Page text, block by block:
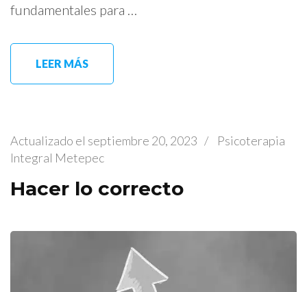
fundamentales para …
LEER MÁS
Actualizado el septiembre 20, 2023 /
Psicoterapia
Integral Metepec
Hacer lo correcto